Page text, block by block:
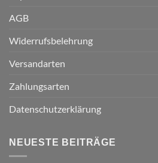
AGB
Widerrufsbelehrung
Versandarten
Zahlungsarten
Datenschutzerklärung
NEUESTE BEITRÄGE